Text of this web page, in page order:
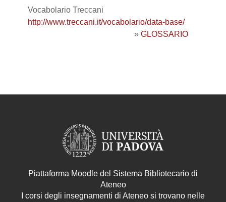
Vocabolario Treccani
http://www.treccani.it/vocabolario/data-base/
» GLOSSARIO
Piattaforma Moodle del Sistema Bibliotecario di
Ateneo
I corsi degli insegnamenti di Ateneo si trovano nelle